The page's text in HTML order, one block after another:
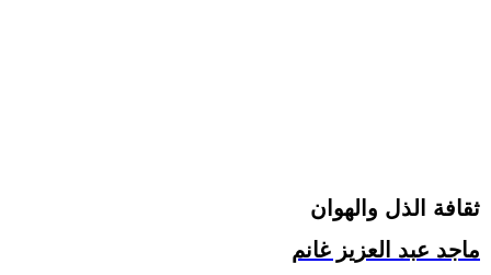
ثقافة الذل والهوان
ماجد عبد العزيز غانم